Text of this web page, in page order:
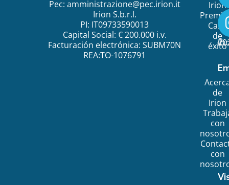
Pec: amministrazione@pec.irion.it
Irion S.b.r.l.
PI: IT09733590013
Capital Social: € 200.000 i.v.
Facturación electrónica: SUBM70N
REA:TO-1076791
Irion
Caso
de
éxito
de
Irion
con
con
©